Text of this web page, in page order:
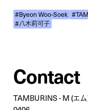
#Byeon Woo-Soek
#八木莉可子
Contact
TAMBURINS - M (エ